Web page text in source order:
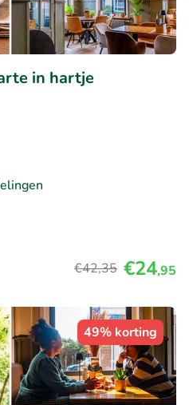
in hartje
€42,35 €24,95
49% korting